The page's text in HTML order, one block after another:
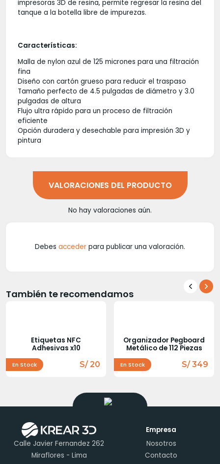
impresoras 3D de resina, permite regresar la resina del
tanque a la botella libre de impurezas.
Características:
Malla de nylon azul de 125 micrones para una filtración
fina
Diseño con cartón grueso para reducir el traspaso
Tamaño perfecto de 4.5 pulgadas de diámetro y 3.0
pulgadas de altura
Flujo ultra rápido para un proceso de filtración
eficiente
Opción duradera y desechable para impresión 3D y
pintura
VALORACIONES DEL PRODUCTO
No hay valoraciones aún.
Debes acceder para publicar una valoración.
También te recomendamos
Etiquetas NFC
Adhesivas x10
En Stock S/ 20
Organizador Pegboard
Metálico de 112 Piezas
En Stock S/ 349
Calle Javier Fernandez 262
Miraflores - Lima
Empresa
Nosotros
Contacto